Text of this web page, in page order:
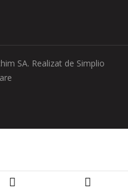
SA. Realizat de Simplio